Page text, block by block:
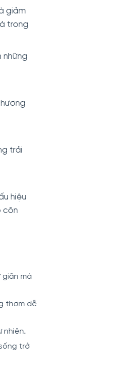
giảm
trong
những
trải
hiệu
côn
giãn mà
thơm dễ
nhiên.
trở